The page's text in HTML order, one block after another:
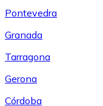
Pontevedra
Granada
Tarragona
Gerona
Córdoba